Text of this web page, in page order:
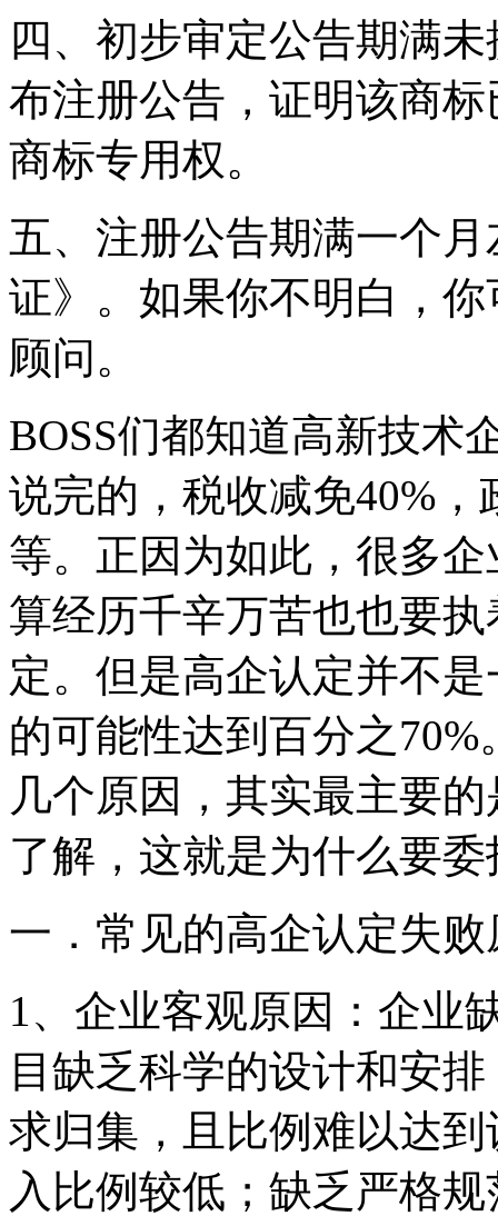
四、初步审定公告期满
布注册公告，证明该商
商标专用权。
五、注册公告期满一个
证》。如果你不明白，
顾问。
BOSS们都知道高新技术
说完的，税收减免40%
等。正因为如此，很多
算经历千辛万苦也也要
定。但是高企认定并不
的可能性达到百分之
几个原因，其实最主要
了解，这就是为什么要
一．常见的高企认定失败
1、企业客观原因：企业
目缺乏科学的设计和安
求归集，且比例难以达
入比例较低；缺乏严格